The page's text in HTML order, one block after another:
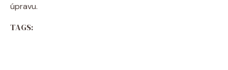
úpravu.
TAGS: